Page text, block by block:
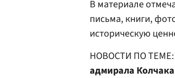
В материале
письма, книги,
историческую
НОВОСТИ ПО
адмирала Колчака